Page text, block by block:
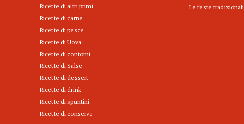
Ricette di altri primi
Ricette di carne
Ricette di pesce
Ricette di Uova
Ricette di contorni
Ricette di Salse
Ricette di dessert
Ricette di drink
Ricette di spuntini
Ricette di conserve
Le feste tradizionali